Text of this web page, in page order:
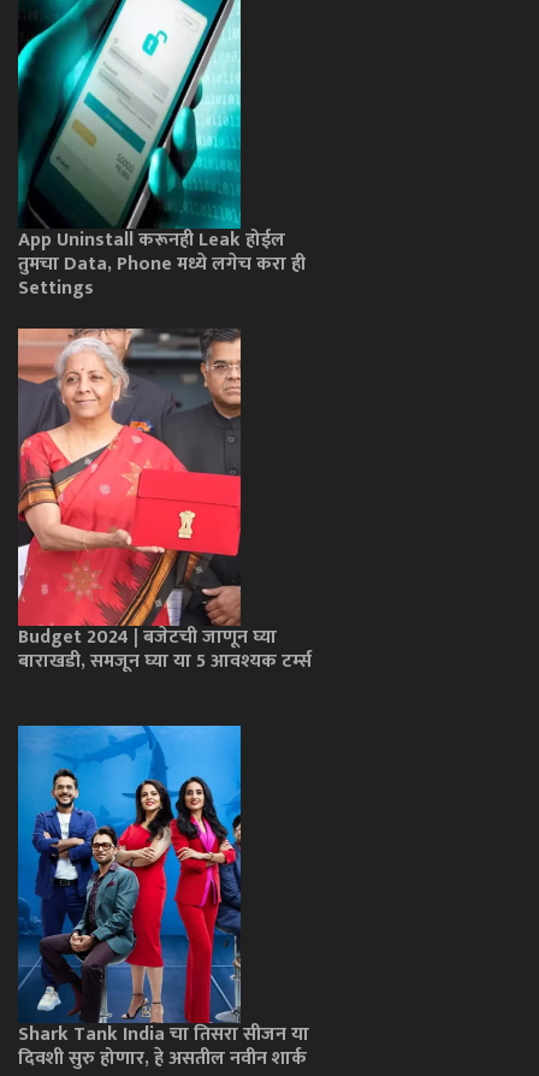
App Uninstall करूनही Leak होईल
तुमचा Data, Phone मध्ये लगेच करा ही
Settings
Budget 2024 | बजेटची जाणून घ्या
बाराखडी, समजून घ्या या 5 आवश्यक टर्म्स
Shark Tank India चा तिसरा सीजन या
दिवशी सुरु होणार, हे असतील नवीन शार्क